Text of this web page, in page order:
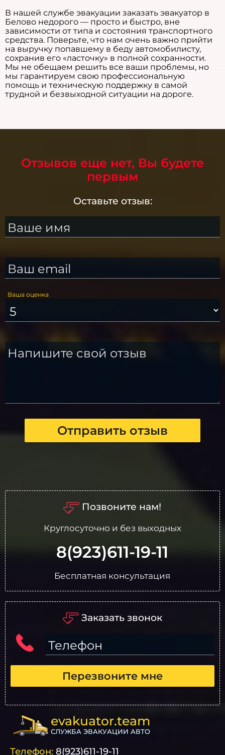
В нашей службе эвакуации заказать эвакуатор в
Белово недорого — просто и быстро, вне
зависимости от типа и состояния транспортного
средства. Поверьте, что нам очень важно прийти
на выручку попавшему в беду автомобилисту,
сохранив его «ласточку» в полной сохранности.
Мы не обещаем решить все ваши проблемы, но
мы гарантируем свою профессиональную
помощь и техническую поддержку в самой
трудной и безвыходной ситуации на дороге.
Отзывов еще нет, Вы будете
первым
Оставьте отзыв:
Ваше имя
Ваш email
Ваша оценка
Напишите свой отзыв
Отправить отзыв
Позвоните нам!
Круглосуточно и без выходных
8(923)611-19-11
Бесплатная консультация
Заказать звонок
Телефон
Перезвоните мне
evakuator.team
СЛУЖБА ЭВАКУАЦИИ АВТО
Телефон: 8(923)611-19-11